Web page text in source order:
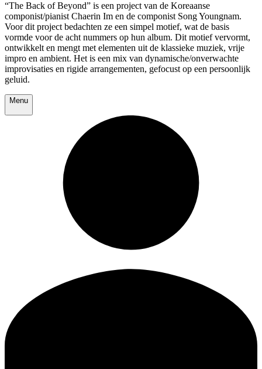
“The Back of Beyond” is een project van de Koreaanse
componist/pianist Chaerin Im en de componist Song Youngnam.
Voor dit project bedachten ze een simpel motief, wat de basis
vormde voor de acht nummers op hun album. Dit motief vervormt,
ontwikkelt en mengt met elementen uit de klassieke muziek, vrije
impro en ambient. Het is een mix van dynamische/onverwachte
improvisaties en rigide arrangementen, gefocust op een persoonlijk
geluid.
Menu